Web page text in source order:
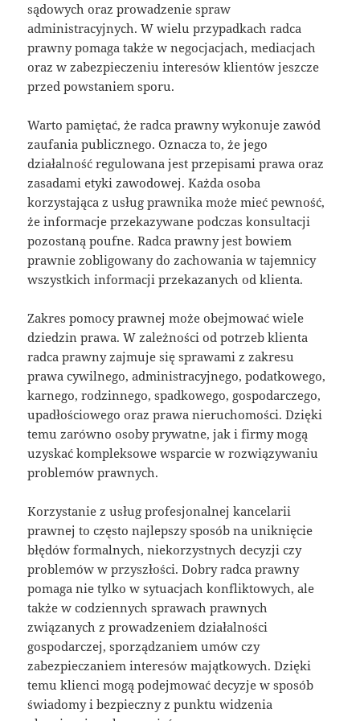
sądowych oraz prowadzenie spraw
administracyjnych. W wielu przypadkach radca
prawny pomaga także w negocjacjach, mediacjach
oraz w zabezpieczeniu interesów klientów jeszcze
przed powstaniem sporu.
Warto pamiętać, że radca prawny wykonuje zawód
zaufania publicznego. Oznacza to, że jego
działalność regulowana jest przepisami prawa oraz
zasadami etyki zawodowej. Każda osoba
korzystająca z usług prawnika może mieć pewność,
że informacje przekazywane podczas konsultacji
pozostaną poufne. Radca prawny jest bowiem
prawnie zobligowany do zachowania w tajemnicy
wszystkich informacji przekazanych od klienta.
Zakres pomocy prawnej może obejmować wiele
dziedzin prawa. W zależności od potrzeb klienta
radca prawny zajmuje się sprawami z zakresu
prawa cywilnego, administracyjnego, podatkowego,
karnego, rodzinnego, spadkowego, gospodarczego,
upadłościowego oraz prawa nieruchomości. Dzięki
temu zarówno osoby prywatne, jak i firmy mogą
uzyskać kompleksowe wsparcie w rozwiązywaniu
problemów prawnych.
Korzystanie z usług profesjonalnej kancelarii
prawnej to często najlepszy sposób na uniknięcie
błędów formalnych, niekorzystnych decyzji czy
problemów w przyszłości. Dobry radca prawny
pomaga nie tylko w sytuacjach konfliktowych, ale
także w codziennych sprawach prawnych
związanych z prowadzeniem działalności
gospodarczej, sporządzaniem umów czy
zabezpieczaniem interesów majątkowych. Dzięki
temu klienci mogą podejmować decyzje w sposób
świadomy i bezpieczny z punktu widzenia